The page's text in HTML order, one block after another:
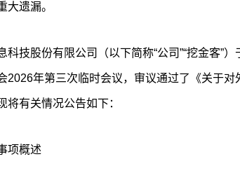
大遗漏。
科技股份有限公司（以下简称“公司”“挖金客”）
2026年第三次临时会议，审议通过了《关于对
将有关情况公告如下：
项概述